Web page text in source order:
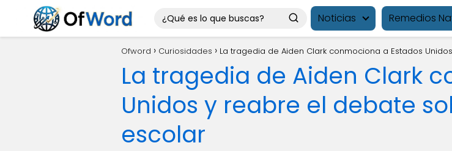
Noticias Remedios
Ofword Curiosidades La tragedia de Aiden Clark conmociona a Estados
La tragedia de Aiden Clark
Unidos y reabre el debate
escolar